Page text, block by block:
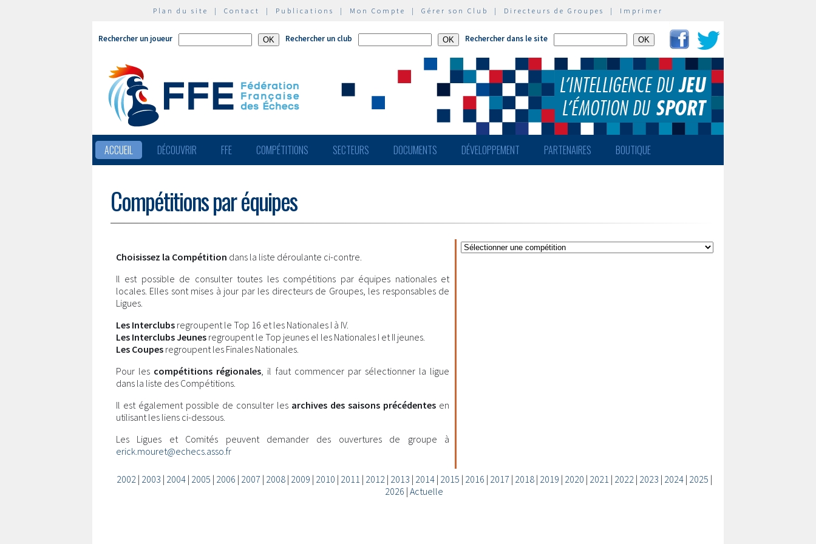
Plan du site | Contact | Publications | Mon Compte | Gérer son Club | Directeurs de Groupes | Imprimer
Rechercher un joueur Rechercher un club Rechercher dans le site
ACCUEIL DÉCOUVRIR FFE COMPÉTITIONS SECTEURS DOCUMENTS DÉVELOPPEMENT PARTENAIRES BOUTIQUE
Compétitions par équipes
Choisissez la Compétition dans la liste déroulante ci-contre.
Il est possible de consulter toutes les compétitions par équipes nationales et
locales. Elles sont mises à jour par les directeurs de Groupes, les responsables de
Ligues.
Les Interclubs regroupent le Top 16 et les Nationales I à IV.
Les Interclubs Jeunes regroupent le Top jeunes el les Nationales I et II jeunes.
Les Coupes regroupent les Finales Nationales.
Pour les compétitions régionales, il faut commencer par sélectionner la ligue
dans la liste des Compétitions.
Il est également possible de consulter les archives des saisons précédentes en
utilisant les liens ci-dessous.
Les Ligues et Comités peuvent demander des ouvertures de groupe à
erick.mouret@echecs.asso.fr
2002| 2003 | 2004| 2005 | 2006 | 2007 | 2008| 2009 | 2010 | 2011 | 2012| 2013 | 2014| 2015 | 2016 | 2017 | 2018| 2019 | 2020 | 2021 | 2022| 2023 | 2024| 2025 |
2026 | Actuelle